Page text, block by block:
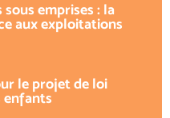
sous emprises : la
aux exploitations
le projet de loi
enfants